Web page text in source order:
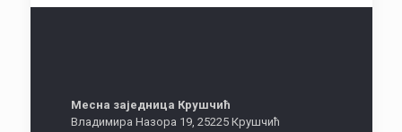
Месна заједница Крушчић
Владимира Назора 19, 25225 Крушчић